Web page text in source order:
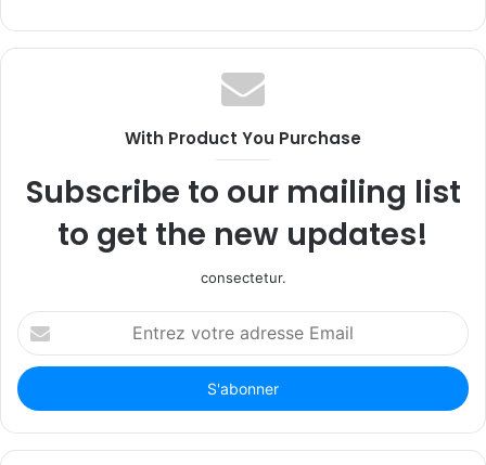
With Product You Purchase
Subscribe to our mailing list
to get the new updates!
consectetur.
Entrez
votre
adresse
Email